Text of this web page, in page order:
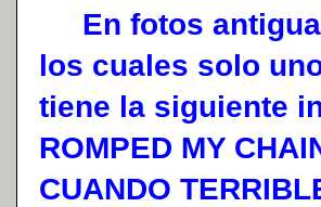
En fotos
los cuales solo
tiene la siguiente
ROMPED MY
CUANDO